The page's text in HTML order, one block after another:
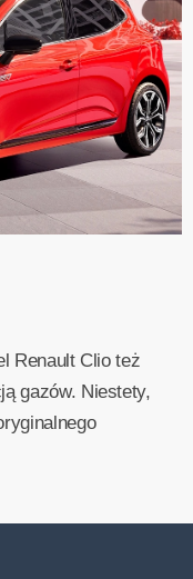
Renault Clio też
gazów. Niestety,